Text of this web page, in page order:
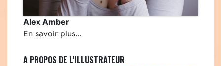
Alex Amber
En savoir plus...
A PROPOS DE L'ILLUSTRATEUR